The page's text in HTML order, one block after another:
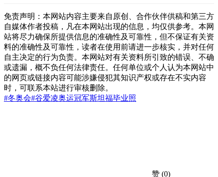
免责声明：本网站内容主要来自原创、合作伙伴供稿和第三方
自媒体作者投稿，凡在本网站出现的信息，均仅供参考。本网
站将尽力确保所提供信息的准确性及可靠性，但不保证有关资
料的准确性及可靠性，读者在使用前请进一步核实，并对任何
自主决定的行为负责。本网站对有关资料所引致的错误、不确
或遗漏，概不负任何法律责任。任何单位或个人认为本网站中
的网页或链接内容可能涉嫌侵犯其知识产权或存在不实内容
时，可联系本站进行审核删除。
#冬奥会#谷爱凌奥运冠军斯坦福毕业照
赞 (0)